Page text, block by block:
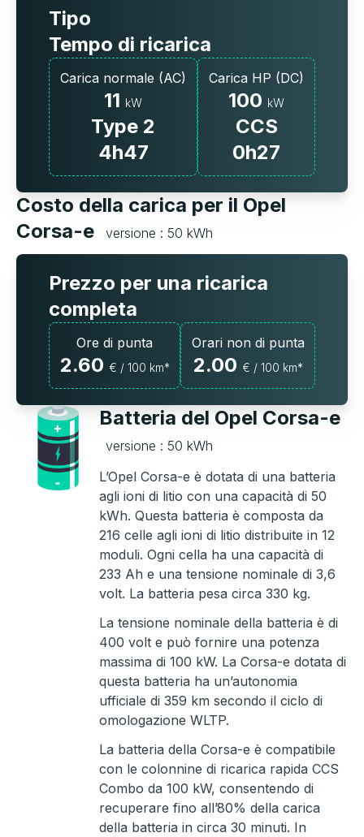
Tipo
Tempo di ricarica
Carica normale (AC)
11 kW
Type 2
4h47
Carica HP (DC)
100 kW
CCS
0h27
Costo della carica per il Opel
Corsa-e
versione : 50 kWh
Prezzo per una ricarica
completa
Ore di punta
2.60 € / 100 km*
Orari non di punta
2.00 € / 100 km*
Batteria del Opel Corsa-e
versione : 50 kWh
L’Opel Corsa-e è dotata di una batteria
agli ioni di litio con una capacità di 50
kWh. Questa batteria è composta da
216 celle agli ioni di litio distribuite in 12
moduli. Ogni cella ha una capacità di
233 Ah e una tensione nominale di 3,6
volt. La batteria pesa circa 330 kg.
La tensione nominale della batteria è di
400 volt e può fornire una potenza
massima di 100 kW. La Corsa-e dotata di
questa batteria ha un’autonomia
ufficiale di 359 km secondo il ciclo di
omologazione WLTP.
La batteria della Corsa-e è compatibile
con le colonnine di ricarica rapida CCS
Combo da 100 kW, consentendo di
recuperare fino all’80% della carica
della batteria in circa 30 minuti. In